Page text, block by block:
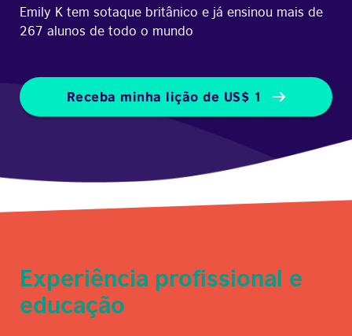
Emily K tem sotaque britânico e já ensinou mais de
267 alunos de todo o mundo
Receba minha lição de US$ 1
Experiência profissional e
educação